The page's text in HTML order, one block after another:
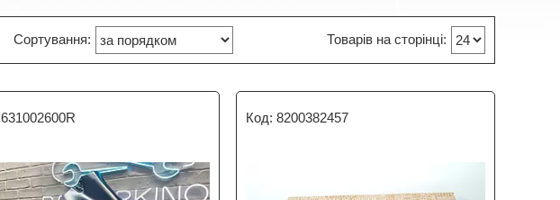
631002600R 8200382457